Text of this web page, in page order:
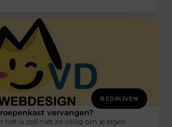
BEDRIJVEN
vervangen?
het is zelf niet zo veilig om je eigen